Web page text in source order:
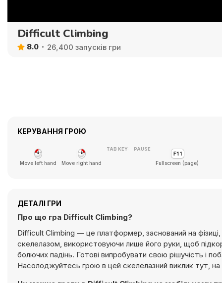
Difficult Climbing
8.0 26,400 запусків гри
КЕРУВАННЯ ГРОЮ
Move left hand Move right hand
TAB KEY: PAUSE
Fullscreen (page)
ДЕТАЛІ ГРИ
Про що гра Difficult Climbing?
Difficult Climbing — це платформер, заснований на
скелелазом, використовуючи лише його руки, щоб
болючих падінь. Готові випробувати свою рішучість і
Насолоджуйтесь грою в цей скелелазний виклик тут,